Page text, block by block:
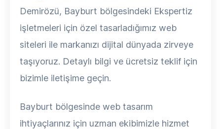
Demirözü, Bayburt bölgesindeki Ekspertiz
işletmeleri için özel tasarladığımız web
siteleri ile markanızı dijital dünyada zirveye
taşıyoruz. Detaylı bilgi ve ücretsiz teklif için
bizimle iletişime geçin.
Bayburt bölgesinde web tasarım
ihtiyaçlarınız için uzman ekibimizle hizmet